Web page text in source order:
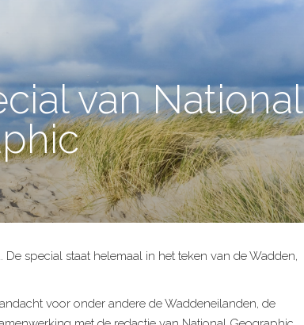
van National
special staat helemaal in het teken van de Wadden,
voor onder andere de Waddeneilanden, de